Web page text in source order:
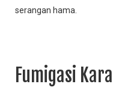
serangan hama.
Fumigasi